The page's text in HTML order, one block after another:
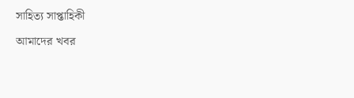
সাহিত্য সাপ্তাহিকী
আমাদের খবর